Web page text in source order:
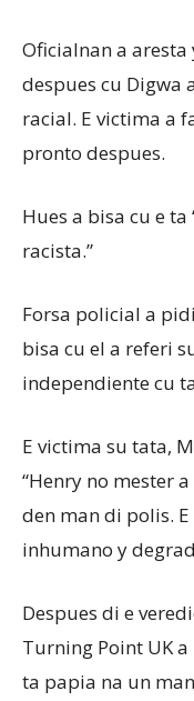
Oficialnan a aresta
despues cu Digwa
racial. E victima a
pronto despues.
Hues a bisa cu e
racista.”
Forsa policial a
bisa cu el a referi
independiente cu
E victima su tata,
“Henry no mester
den man di polis.
inhumano y
Despues di e
Turning Point UK
ta papia na un